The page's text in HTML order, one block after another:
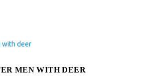
MEN WITH DEER